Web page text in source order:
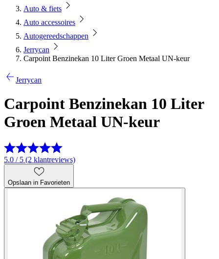
Auto & fiets
Auto accessoires
Autogereedschappen
Jerrycan
Carpoint Benzinekan 10 Liter Groen Metaal UN-keur
Jerrycan
Carpoint Benzinekan 10 Liter
Groen Metaal UN-keur
5.0 / 5 (2 klantreviews)
Opslaan in Favorieten